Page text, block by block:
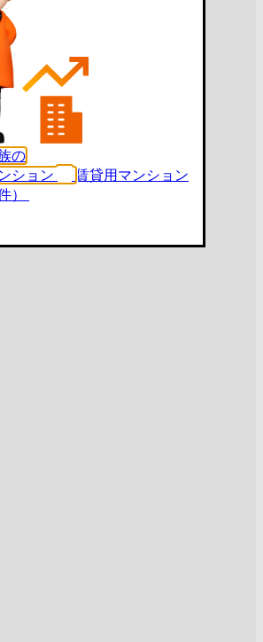
の
ション
賃貸用マンション
）